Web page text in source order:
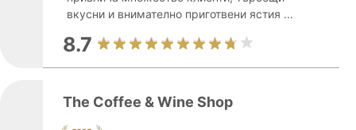
вкусни и внимателно приготвени ястия ...
8.7
The Coffee & Wine Shop